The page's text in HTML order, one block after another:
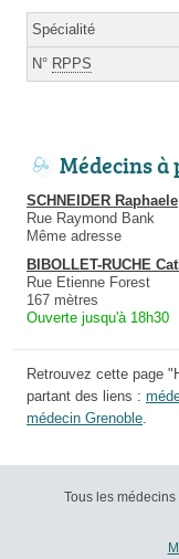
Spécialité
N° RPPS
Médecins
SCHNEIDER Raphaele
Rue Raymond Bank
Même adresse
BIBOLLET-RUCHE
Rue Etienne Forest
167 mètres
Ouverte jusqu'à 18h30
Retrouvez cette page
partant des liens :
médecin Grenoble.
Tous les